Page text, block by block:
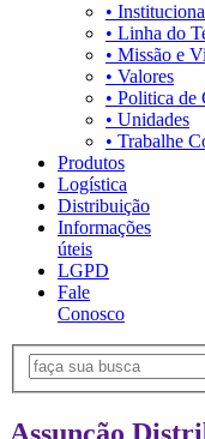
•
• Linha do
• Missão e
• Valores
• Politica de
• Unidades
• Trabalhe
Produtos
Logística
Distribuição
Informações
úteis
LGPD
Fale
Conosco